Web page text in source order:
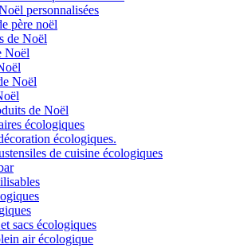
personnalisées
père noël
de Noël
Noël
Noël
de Noël
écologiques
écologiques.
de cuisine écologiques
sacs écologiques
air écologique